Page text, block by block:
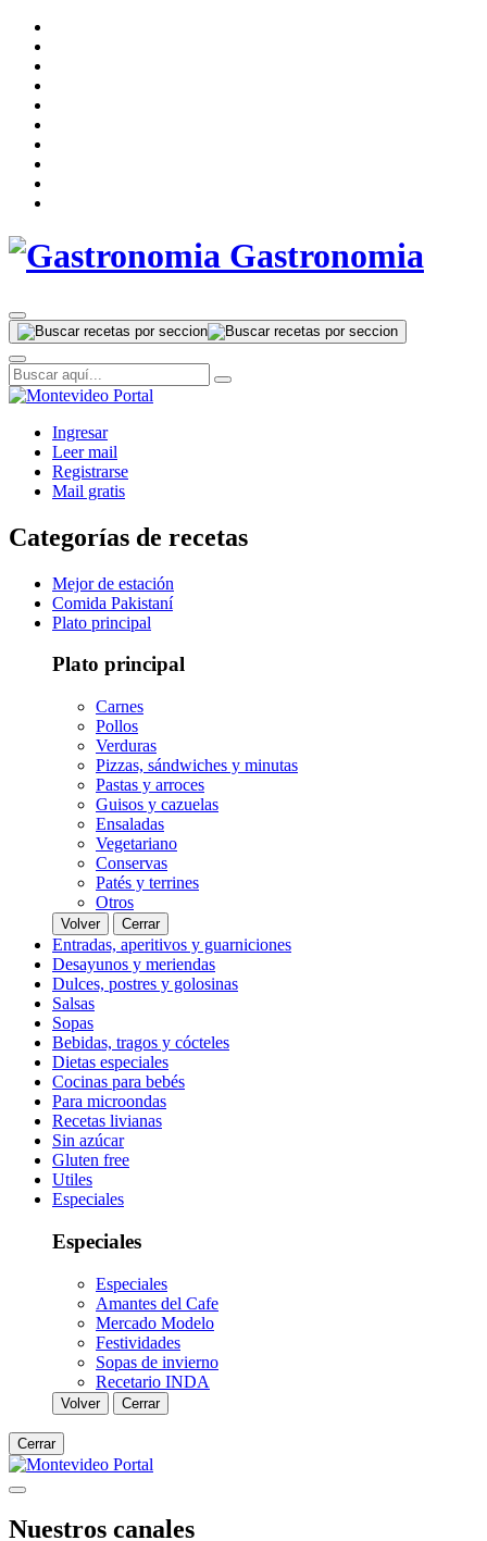
Gastronomia
Ingresar
Leer mail
Registrarse
Mail gratis
Categorías de recetas
Mejor de estación
Comida Pakistaní
Plato principal
Plato principal
Carnes
Pollos
Verduras
Pizzas, sándwiches y minutas
Pastas y arroces
Guisos y cazuelas
Ensaladas
Vegetariano
Conservas
Patés y terrines
Otros
Volver Cerrar
Entradas, aperitivos y guarniciones
Desayunos y meriendas
Dulces, postres y golosinas
Salsas
Sopas
Bebidas, tragos y cócteles
Dietas especiales
Cocinas para bebés
Para microondas
Recetas livianas
Sin azúcar
Gluten free
Utiles
Especiales
Especiales
Especiales
Amantes del Cafe
Mercado Modelo
Festividades
Sopas de invierno
Recetario INDA
Volver Cerrar
Cerrar
Nuestros canales